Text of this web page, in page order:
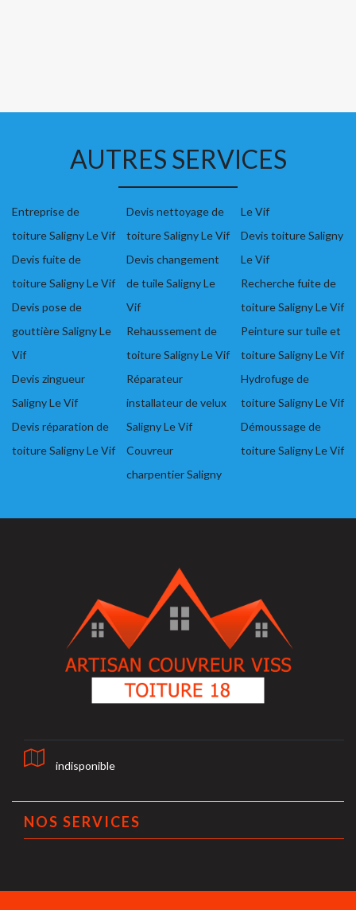
AUTRES SERVICES
Entreprise de
toiture Saligny Le Vif
Devis fuite de
toiture Saligny Le Vif
Devis pose de
gouttière Saligny Le
Vif
Devis zingueur
Saligny Le Vif
Devis réparation de
toiture Saligny Le Vif
Devis nettoyage de
toiture Saligny Le Vif
Devis changement
de tuile Saligny Le
Vif
Rehaussement de
toiture Saligny Le Vif
Réparateur
installateur de velux
Saligny Le Vif
Couvreur
charpentier Saligny
Le Vif
Devis toiture Saligny
Le Vif
Recherche fuite de
toiture Saligny Le Vif
Peinture sur tuile et
toiture Saligny Le Vif
Hydrofuge de
toiture Saligny Le Vif
Démoussage de
toiture Saligny Le Vif
indisponible
NOS SERVICES